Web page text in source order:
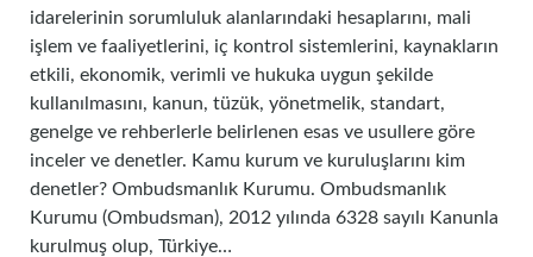
idarelerinin sorumluluk alanlarındaki hesaplarını, mali
işlem ve faaliyetlerini, iç kontrol sistemlerini, kaynakların
etkili, ekonomik, verimli ve hukuka uygun şekilde
kullanılmasını, kanun, tüzük, yönetmelik, standart,
genelge ve rehberlerle belirlenen esas ve usullere göre
inceler ve denetler. Kamu kurum ve kuruluşlarını kim
denetler? Ombudsmanlık Kurumu. Ombudsmanlık
Kurumu (Ombudsman), 2012 yılında 6328 sayılı Kanunla
kurulmuş olup, Türkiye…